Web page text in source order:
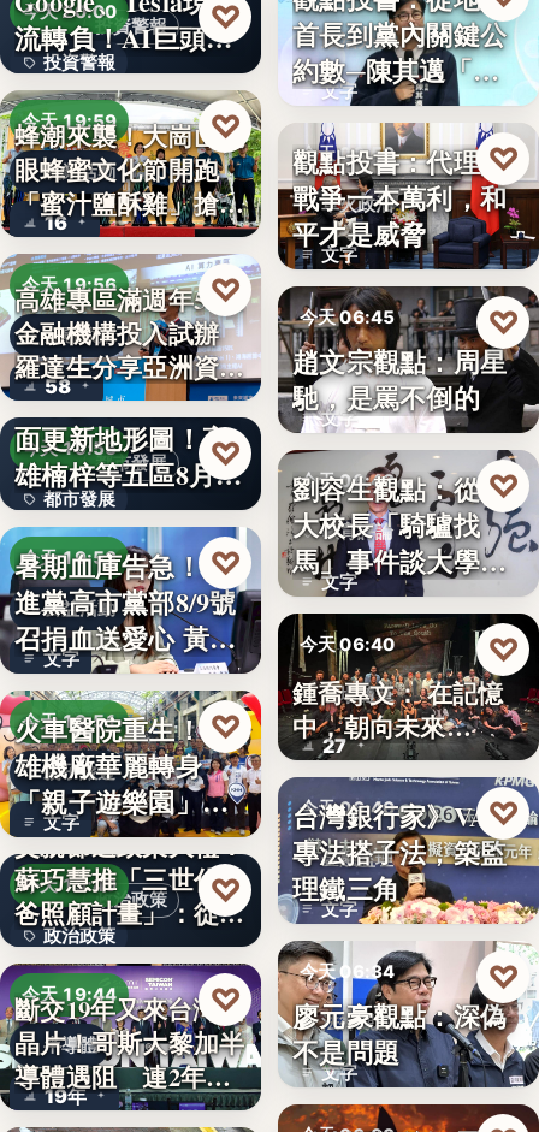
投資警報
今天 20:00
投資警報
文字
流轉負！AI巨頭…
♡
今天 19:59
農業活動
16
蜂潮來襲！大崗山龍
眼蜂蜜文化節開跑
「蜜汁鹽酥雞」搶先
爆…
♡
今天 19:56
金融政策
58
高雄專區滿週年58家
金融機構投入試辦
羅達生分享亞洲資
產…
♡
都市發展
今天 19:55
都市發展
文字
二十多年來首次全
面更新地形圖！高
雄楠梓等五區8月20
日上…
♡
今天 19:53
公益活動
文字
暑期血庫告急！民
進黨高市黨部8/9號
召捐血送愛心 黃
捷、…
♡
今天 19:51
親子旅遊
文字
火車醫院重生！高
雄機廠華麗轉身
「親子遊樂園」
開幕首日…
♡
政治政策
今天 19:49
政治政策
50%
父親節送政策大禮！
蘇巧慧推「三世代爸
爸照顧計畫」：從準
爸…
♡
今天 19:44
半導體
19年
斷交19年又來台灣找
晶片！哥斯大黎加半
導體遇阻 連2年
參…
♡
政治分析
文字
首長到黨內關鍵公
約數─陳其邁「被
組閣」背…
今天 06:50
軍火政治
文字
觀點投書：代理人
戰爭一本萬利，和
平才是威脅
♡
今天 06:45
文化評論
文字
趙文宗觀點：周星
馳，是罵不倒的
♡
今天 06:42
教育評論
文字
劉容生觀點：從清
大校長「騎驢找
馬」事件談大學治
理與領導倫…
♡
今天 06:40
劇場隨筆
27
鍾喬專文： 在記憶
中，朝向未來…
♡
今天 06:40
金融監理
文字
台灣銀行家》VASP
專法搭子法，築監
理鐵三角
♡
今天 06:34
法律觀點
文字
廖元豪觀點：深偽
不是問題
♡